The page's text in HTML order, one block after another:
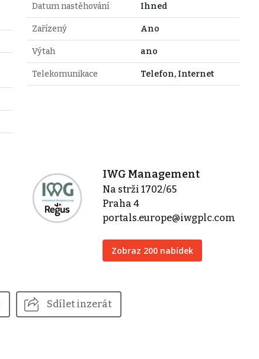
Datum nastěhování Ihned
Zařízený Ano
Výtah ano
Telekomunikace Telefon, Internet
IWG Management
Na strži 1702/65
Praha 4
portals.europe@iwgplc.com
Zobraz 200 nabídek
Sdílet inzerát